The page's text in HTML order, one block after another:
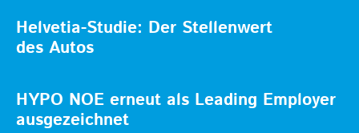
Helvetia-Studie: Der Stellenwert
des Autos
HYPO NOE erneut als Leading Employer
ausgezeichnet